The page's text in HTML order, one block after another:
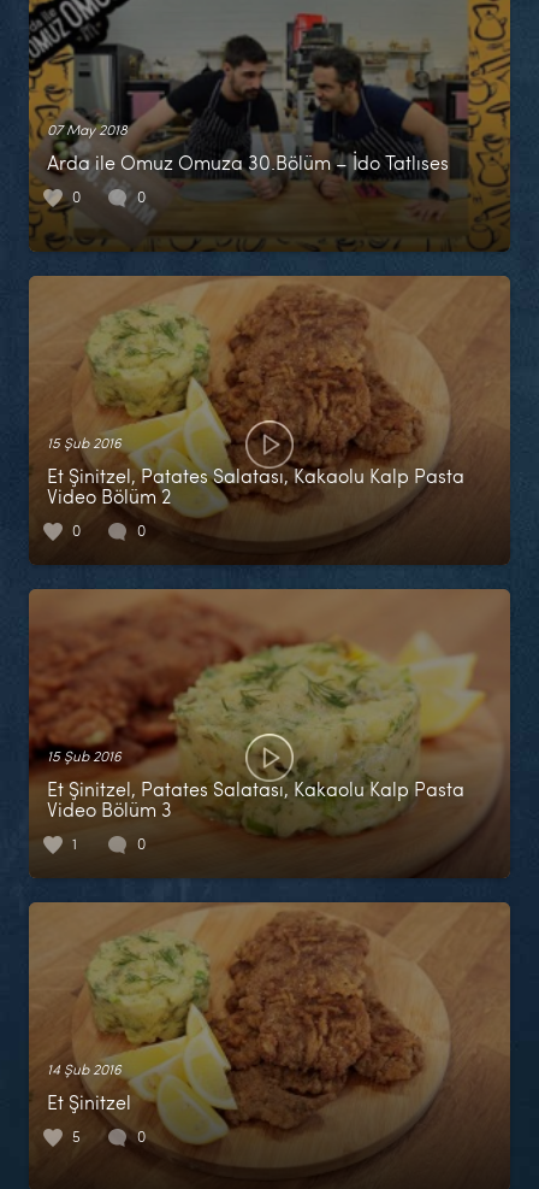
07 May 2018
Arda ile Omuz Omuza 30.Bölüm – İdo Tatlıses
0 0
15 Şub 2016
Et Şinitzel, Patates Salatası, Kakaolu Kalp Pasta
Video Bölüm 2
0 0
15 Şub 2016
Et Şinitzel, Patates Salatası, Kakaolu Kalp Pasta
Video Bölüm 3
1 0
14 Şub 2016
Et Şinitzel
5 0